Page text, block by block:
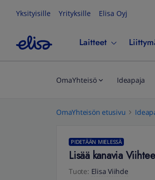
Yksityisille Yrityksille Elisa Oyj
Laitteet
OmaYhteisö Ideapaja
OmaYhteisön etusivu
PIDETÄÄN MIELESSÄ
Lisää kanavia
Tuote: Elisa Viihde